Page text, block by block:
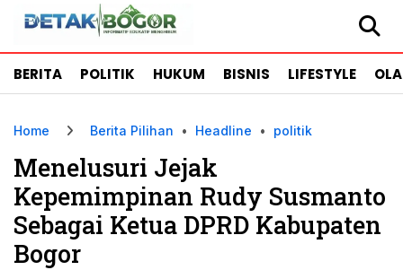
BERITA POLITIK HUKUM BISNIS LIFESTYLE
Home Berita Pilihan • Headline • politik
Menelusuri Jejak
Kepemimpinan Rudy Susmanto
Sebagai Ketua DPRD Kabupaten
Bogor